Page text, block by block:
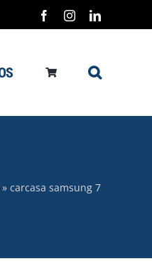
FacebookInstagramLinkedIn
» carcasa samsung 7